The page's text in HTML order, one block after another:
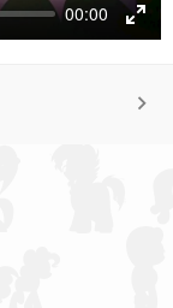
00:00